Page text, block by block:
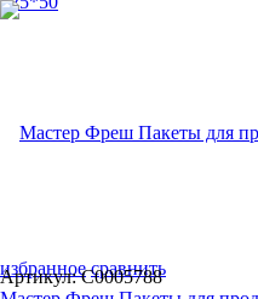
избранное сравнить
Артикул: С0005788